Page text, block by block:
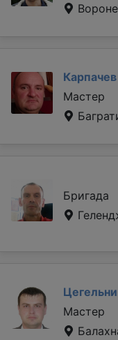
Мастер
Бригада
Мастер